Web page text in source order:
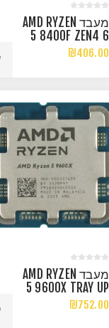
מעבד AMD RYZEN
5 8400F ZEN4 6
CORES 12 THREADS
₪406.00
מעבד AMD RYZEN
5 9600X TRAY UP
TO 5.4GHZ 6
₪752.00